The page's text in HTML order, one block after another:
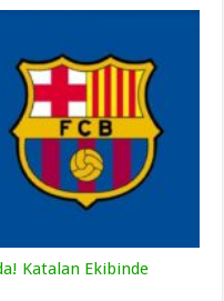
Katalan Ekibinde